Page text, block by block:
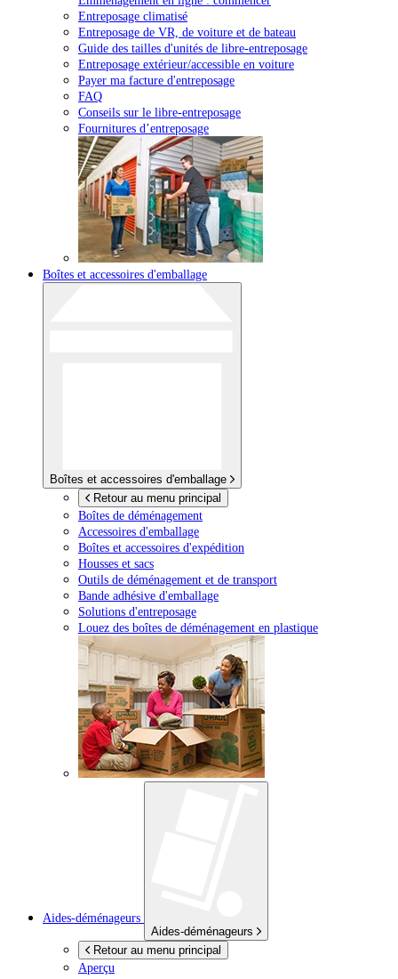
Entreposage climatisé
Entreposage de VR, de voiture et de bateau
Guide des tailles d'unités de libre-entreposage
Entreposage extérieur/accessible en voiture
Payer ma facture d'entreposage
FAQ
Conseils sur le libre-entreposage
Fournitures d’entreposage
Boîtes et accessoires d'emballage
Boîtes et accessoires d'emballage
Retour au menu principal
Boîtes de déménagement
Accessoires d'emballage
Boîtes et accessoires d'expédition
Housses et sacs
Outils de déménagement et de transport
Bande adhésive d'emballage
Solutions d'entreposage
Louez des boîtes de déménagement en plastique
Aides-déménageurs
Aides-déménageurs
Retour au menu principal
Aperçu